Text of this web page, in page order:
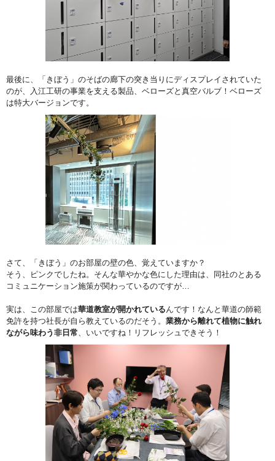
最後に、「きぼう」のそばの廊下の突き当りにディスプレイされていた
のが、入江工研の事業を支える製品、ベローズと真空バルブ！ベローズ
は特大バージョンです。
さて、「きぼう」のお部屋の壁の色、覚えていますか？
そう、ピンクでしたね。そんな華やかな色にした理由は、同社のとある
コミュニケーション施策が関わっているのですが…
実は、この部屋では華道教室が開かれている んです！なんと華道の師範
免許を持つ社長が自ら教えているのだそう。 業務から離れて植物に触れ
ながら味わう非日常 、いいですね！リフレッシュできそう！